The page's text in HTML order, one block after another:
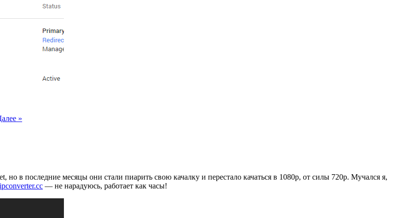
»
но в последние месяцы они стали пиарить свою качалку и перестало качаться в 1080p, от силы 720p. Мучался я,
— не нарадуюсь, работает как часы!